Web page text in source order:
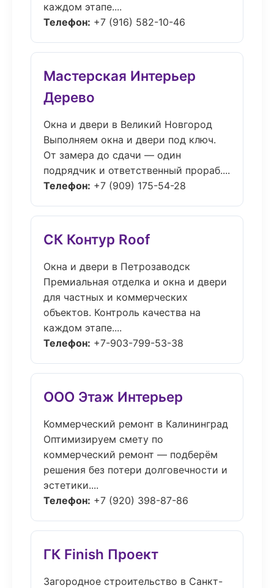
каждом этапе....
Телефон: +7 (916) 582-10-46
Мастерская Интерьер
Дерево
Окна и двери в Великий Новгород
Выполняем окна и двери под ключ.
От замера до сдачи — один
подрядчик и ответственный прораб....
Телефон: +7 (909) 175-54-28
СК Контур Roof
Окна и двери в Петрозаводск
Премиальная отделка и окна и двери
для частных и коммерческих
объектов. Контроль качества на
каждом этапе....
Телефон: +7-903-799-53-38
ООО Этаж Интерьер
Коммерческий ремонт в Калининград
Оптимизируем смету по
коммерческий ремонт — подберём
решения без потери долговечности и
эстетики....
Телефон: +7 (920) 398-87-86
ГК Finish Проект
Загородное строительство в Санкт-